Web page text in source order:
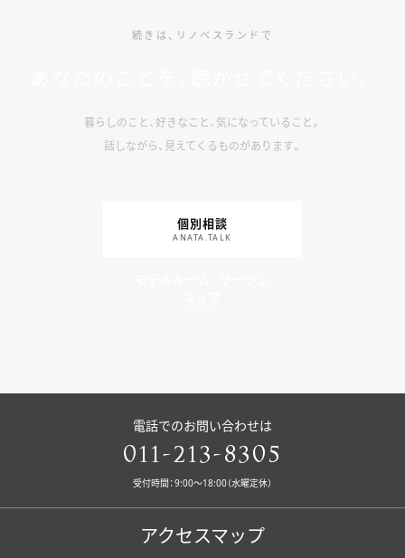
続きは、リノベスランドで
暮らしのこと、好きなこと、気になっていること。
話しながら、見えてくるものがあります。
個別相談
ANATA.TALK
電話でのお問い合わせは
011-213-8305
受付時間：9:00〜18:00（水曜定休）
アクセスマップ